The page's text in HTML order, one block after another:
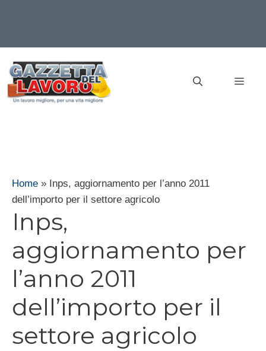
contenuto
Home » Inps, aggiornamento per l’anno 2011
dell’importo per il settore agricolo
Inps,
aggiornamento per
l’anno 2011
dell’importo per il
settore agricolo